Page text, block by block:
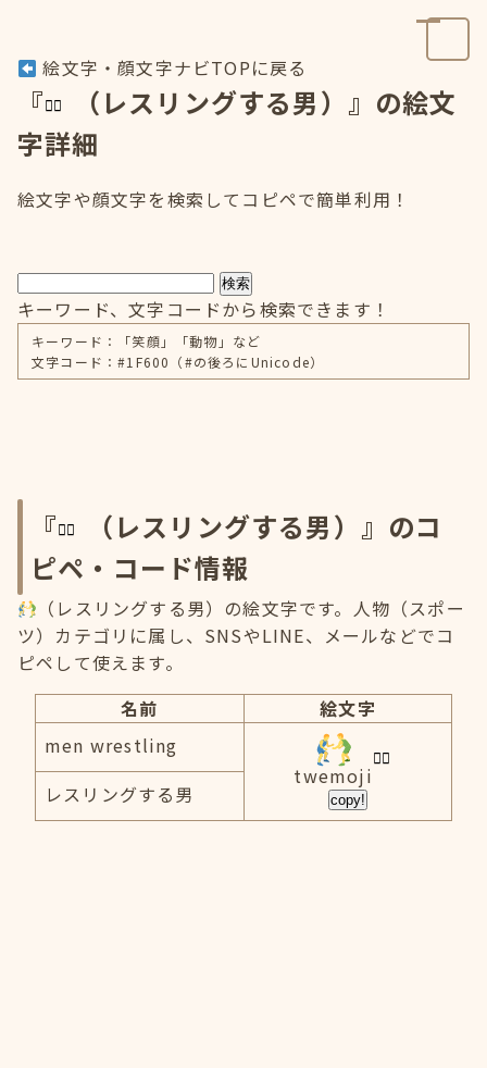
絵文字・顔文字ナビTOPに戻る
『
（レスリングする男）』の絵文
字詳細
絵文字や顔文字を検索してコピペで簡単利用！
検索
キーワード、文字コードから検索できます！
キーワード：「笑顔」「動物」など
文字コード：#1F600（#の後ろにUnicode）
『
（レスリングする男）』のコ
ピペ・コード情報
（レスリングする男）の絵文字です。人物（スポー
ツ）カテゴリに属し、SNSやLINE、メールなどでコ
ピペして使えます。
名前
絵文字
men wrestling
twemoji
copy!
レスリングする男